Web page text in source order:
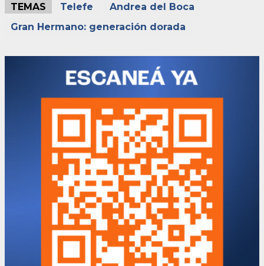
TEMAS Telefe
Andrea del Boca
Gran Hermano: generación dorada